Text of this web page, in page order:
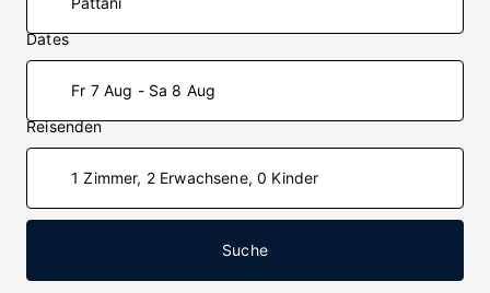
Dates
Fr 7 Aug - Sa 8 Aug
Reisenden
1 Zimmer, 2 Erwachsene, 0 Kinder
Suche